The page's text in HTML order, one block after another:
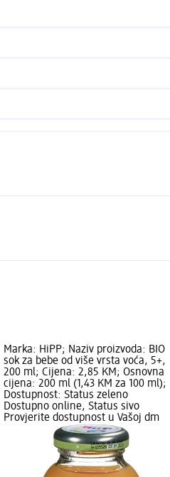
Marka: HiPP; Naziv proizvoda: BIO
sok za bebe od više vrsta voća, 5+,
200 ml; Cijena: 2,85 KM; Osnovna
cijena: 200 ml (1,43 KM za 100 ml);
Dostupnost: Status zeleno
Dostupno online, Status sivo
Provjerite dostupnost u Vašoj dm